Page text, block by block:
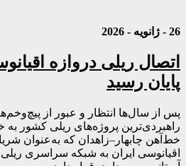
26 - ژانویه - 2026
اتصال ریلی دروازه
پایان رسید
پس از سال‌ها انتظار و عبور از
راهبردی‌ترین پروژه‌های ریلی کشور
خط‌آهن چابهار–زاهدان که به‌عنوان
اقیانوسی ایران به شبکه سراسری